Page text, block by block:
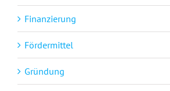
Finanzierung
Fördermittel
Gründung